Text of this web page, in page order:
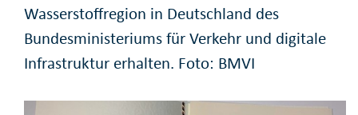
Wasserstoffregion in Deutschland des
Bundesministeriums für Verkehr und digitale
Infrastruktur erhalten. Foto: BMVI